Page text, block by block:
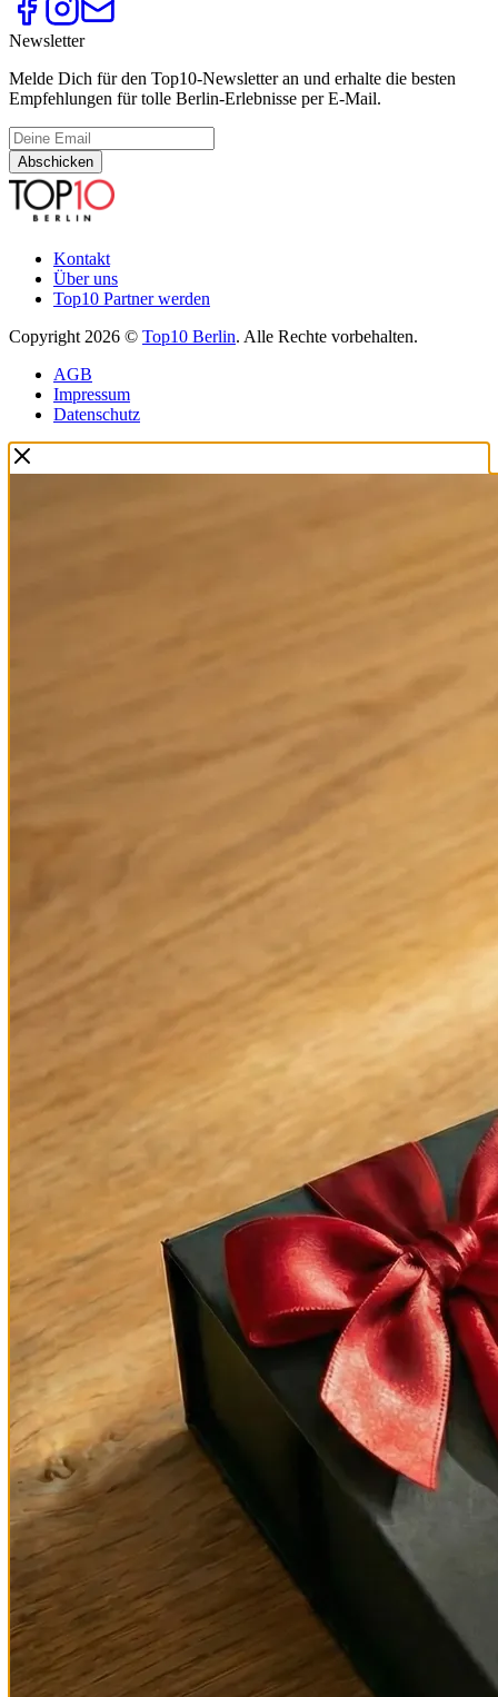
Newsletter
Melde Dich für den Top10-Newsletter an und erhalte die besten
Empfehlungen für tolle Berlin-Erlebnisse per E-Mail.
Abschicken
Kontakt
Über uns
Top10 Partner werden
Copyright 2026 © Top10 Berlin. Alle Rechte vorbehalten.
AGB
Impressum
Datenschutz